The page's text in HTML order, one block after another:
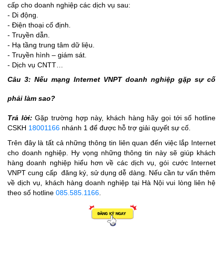
cấp cho doanh nghiệp các dịch vụ sau:
- Di động.
- Điện thoại cố định.
- Truyền dẫn.
- Hạ tầng trung tâm dữ liệu.
- Truyền hình – giám sát.
- Dịch vụ CNTT…
Câu 3: Nếu mạng Internet VNPT doanh nghiệp gặp sự cố
phải làm sao?
Trả lời:Gặp trường hợp này, khách hàng hãy gọi tới số hotline
CSKH 18001166 nhánh 1 để được hỗ trợ giải quyết sự cố.
Trên đây là tất cả những thông tin liên quan đến việc lắp Internet
cho doanh nghiệp. Hy vọng những thông tin này sẽ giúp khách
hàng doanh nghiệp hiểu hơn về các dịch vụ, gói cước Internet
VNPT cung cấp đăng ký, sử dụng dễ dàng. Nếu cần tư vấn thêm
về dịch vụ, khách hàng doanh nghiệp tại Hà Nội vui lòng liên hệ
theo số hotline 085.585.1166